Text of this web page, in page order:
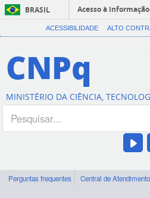
BRASIL
Acesso à informação
ACESSIBILIDADE ALTO
CNPq
MINISTÉRIO DA CIÊNCIA,
Perguntas frequentes Central de Atendimento